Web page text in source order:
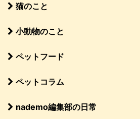
猫のこと
小動物のこと
ペットフード
ペットコラム
nademo編集部の日常